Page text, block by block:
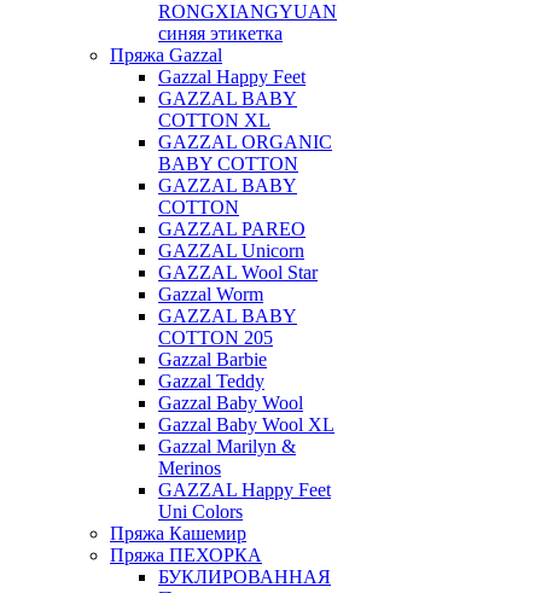
RONGXIANGYUAN
синяя этикетка
Пряжа Gazzal
Gazzal Happy Feet
GAZZAL BABY
COTTON XL
GAZZAL ORGANIC
BABY COTTON
GAZZAL BABY
COTTON
GAZZAL PAREO
GAZZAL Unicorn
GAZZAL Wool Star
Gazzal Worm
GAZZAL BABY
COTTON 205
Gazzal Barbie
Gazzal Teddy
Gazzal Baby Wool
Gazzal Baby Wool XL
Gazzal Marilyn &
Merinos
GAZZAL Happy Feet
Uni Colors
Пряжа Кашемир
Пряжа ПЕХОРКА
БУКЛИРОВАННАЯ